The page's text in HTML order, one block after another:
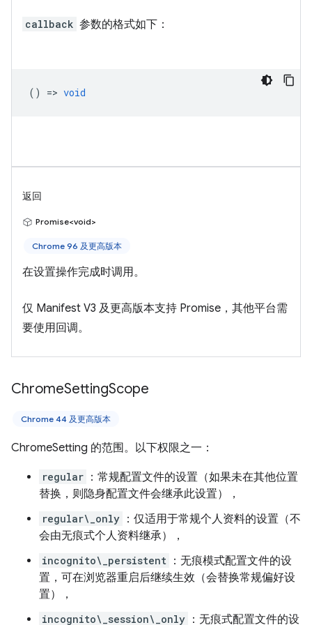
callback 参数的格式如下：
() => void
返回
Promise<void>
Chrome 96 及更高版本
在设置操作完成时调用。
仅 Manifest V3 及更高版本支持 Promise，其他平台需
要使用回调。
ChromeSettingScope
Chrome 44 及更高版本
ChromeSetting 的范围。以下权限之一：
regular ：常规配置文件的设置（如果未在其他位置
替换，则隐身配置文件会继承此设置），
regular\_only ：仅适用于常规个人资料的设置（不
会由无痕式个人资料继承），
incognito\_persistent ：无痕模式配置文件的设
置，可在浏览器重启后继续生效（会替换常规偏好设
置），
incognito\_session\_only ：无痕式配置文件的设